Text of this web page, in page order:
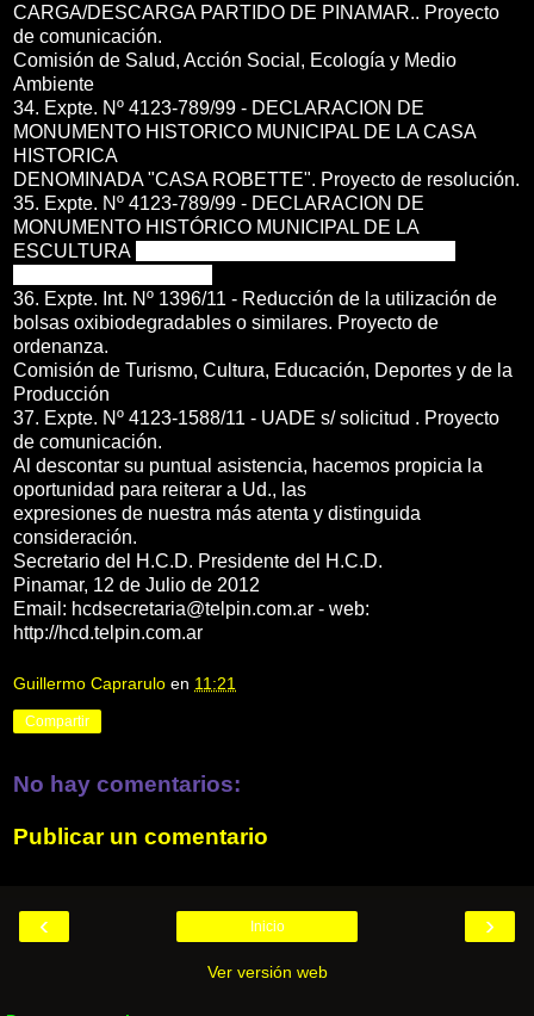
CARGA/DESCARGA PARTIDO DE PINAMAR.. Proyecto
de comunicación.
Comisión de Salud, Acción Social, Ecología y Medio
Ambiente
34. Expte. Nº 4123-789/99 - DECLARACION DE
MONUMENTO HISTORICO MUNICIPAL DE LA CASA
HISTORICA
DENOMINADA "CASA ROBETTE". Proyecto de resolución.
35. Expte. Nº 4123-789/99 - DECLARACION DE
MONUMENTO HISTÓRICO MUNICIPAL DE LA
ESCULTURA
36. Expte. Int. Nº 1396/11 - Reducción de la utilización de
bolsas oxibiodegradables o similares. Proyecto de
ordenanza.
Comisión de Turismo, Cultura, Educación, Deportes y de la
Producción
37. Expte. Nº 4123-1588/11 - UADE s/ solicitud . Proyecto
de comunicación.
Al descontar su puntual asistencia, hacemos propicia la
oportunidad para reiterar a Ud., las
expresiones de nuestra más atenta y distinguida
consideración.
Secretario del H.C.D. Presidente del H.C.D.
Pinamar, 12 de Julio de 2012
Email: hcdsecretaria@telpin.com.ar - web:
http://hcd.telpin.com.ar
Guillermo Caprarulo en 11:21
Compartir
No hay comentarios:
Publicar un comentario
‹ ›
Inicio
Ver versión web